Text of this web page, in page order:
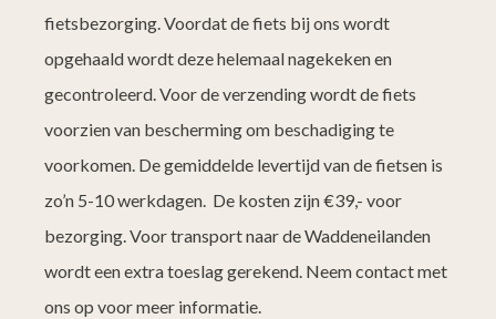
fietsbezorging. Voordat de fiets bij ons wordt
opgehaald wordt deze helemaal nagekeken en
gecontroleerd. Voor de verzending wordt de fiets
voorzien van bescherming om beschadiging te
voorkomen. De gemiddelde levertijd van de fietsen is
zo’n 5-10 werkdagen. De kosten zijn €39,- voor
bezorging. Voor transport naar de Waddeneilanden
wordt een extra toeslag gerekend. Neem contact met
ons op voor meer informatie.